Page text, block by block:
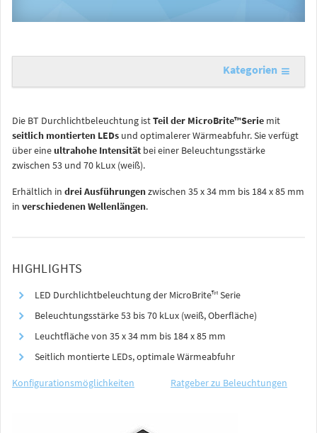
Kategorien
Die BT Durchlichtbeleuchtung istTeil der MicroBrite™Serie mit
seitlich montierten LEDs und optimalerer Wärmeabfuhr. Sie verfügt
über eineultrahohe Intensität bei einer Beleuchtungsstärke
zwischen 53 und 70 kLux (weiß).
Erhältlich in drei Ausführungenzwischen 35 x 34 mm bis 184 x 85 mm
in verschiedenen Wellenlängen.
HIGHLIGHTS
LED Durchlichtbeleuchtung der MicroBrite™ Serie
Beleuchtungsstärke 53 bis 70 kLux (weiß, Oberfläche)
Leuchtfläche von 35 x 34 mm bis 184 x 85 mm
Seitlich montierte LEDs, optimale Wärmeabfuhr
Konfigurationsmöglichkeiten Ratgeber zu Beleuchtungen